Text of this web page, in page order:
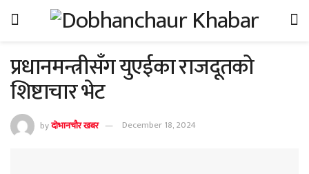
प्रधानमन्त्रीसँग युएईका राजदूतको
शिष्टाचार भेट
byदोभानचौर खबर December 18, 2024